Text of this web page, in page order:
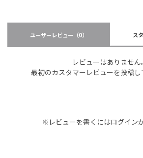
ユーザーレビュー （0） ス
レビューはありません。
最初のカスタマーレビューを投稿し
※レビューを書くにはログイン